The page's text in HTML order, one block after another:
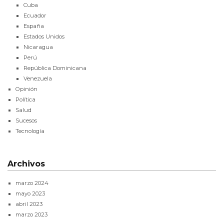
Cuba
Ecuador
España
Estados Unidos
Nicaragua
Perú
República Dominicana
Venezuela
Opinión
Política
Salud
Sucesos
Tecnología
Archivos
marzo 2024
mayo 2023
abril 2023
marzo 2023